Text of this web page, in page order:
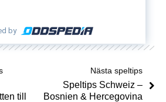
by
till
Nästa speltips
Speltips Schweiz –
Bosnien & Hercegovina